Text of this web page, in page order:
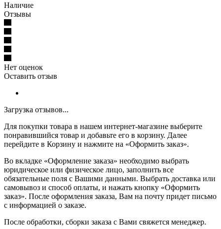
Наличие
Отзывы
Нет оценок
Оставить отзыв
Загрузка отзывов...
Для покупки товара в нашем интернет-магазине выберите
понравившийся товар и добавьте его в корзину. Далее
перейдите в Корзину и нажмите на «Оформить заказ».
Во вкладке «Оформление заказа» необходимо выбрать
юридическое или физическое лицо, заполнить все
обязательные поля с Вашими данными. Выбрать доставка или
самовывоз и способ оплаты, и нажать кнопку «Оформить
заказ». После оформления заказа, Вам на почту придет письмо
с информацией о заказе.
После обработки, сборки заказа с Вами свяжется менеджер.